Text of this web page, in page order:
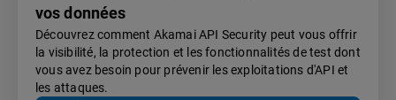
vos données
Découvrez comment Akamai API Security peut vous offrir
la visibilité, la protection et les fonctionnalités de test dont
vous avez besoin pour prévenir les exploitations d'API et
les attaques.